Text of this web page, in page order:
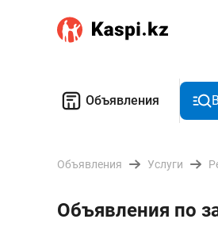
Объявления
Объявления Услуги
Объявления по